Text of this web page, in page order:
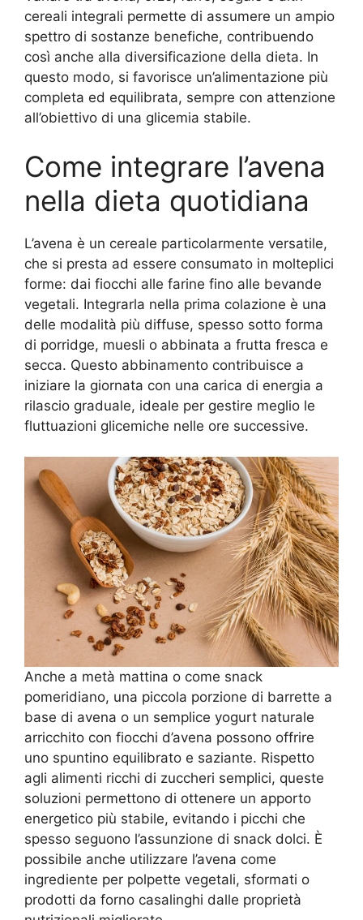
cereali integrali permette di assumere un ampio
spettro di sostanze benefiche, contribuendo
così anche alla diversificazione della dieta. In
questo modo, si favorisce un’alimentazione più
completa ed equilibrata, sempre con attenzione
all’obiettivo di una glicemia stabile.
Come integrare l’avena
nella dieta quotidiana
L’avena è un cereale particolarmente versatile,
che si presta ad essere consumato in molteplici
forme: dai fiocchi alle farine fino alle bevande
vegetali. Integrarla nella prima colazione è una
delle modalità più diffuse, spesso sotto forma
di porridge, muesli o abbinata a frutta fresca e
secca. Questo abbinamento contribuisce a
iniziare la giornata con una carica di energia a
rilascio graduale, ideale per gestire meglio le
fluttuazioni glicemiche nelle ore successive.
Anche a metà mattina o come snack
pomeridiano, una piccola porzione di barrette a
base di avena o un semplice yogurt naturale
arricchito con fiocchi d’avena possono offrire
uno spuntino equilibrato e saziante. Rispetto
agli alimenti ricchi di zuccheri semplici, queste
soluzioni permettono di ottenere un apporto
energetico più stabile, evitando i picchi che
spesso seguono l’assunzione di snack dolci. È
possibile anche utilizzare l’avena come
ingrediente per polpette vegetali, sformati o
prodotti da forno casalinghi dalle proprietà